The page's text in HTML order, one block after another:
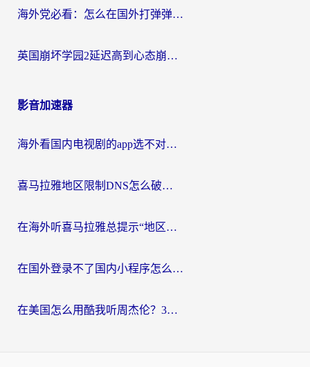
海外党必看：怎么在国外打弹弹堂不卡？番茄加速器亲测指南
英国崩坏学园2延迟高到心态崩？海外党国服游戏加速终极指南
影音加速器
海外看国内电视剧的app选不对？这份回国加速器避坑指南帮你流畅追剧
喜马拉雅地区限制DNS怎么破？海外党听国内音乐听书的终极解决方案
在海外听喜马拉雅总提示“地区限制”？3步轻松解除+听国内音乐全攻略
在国外登录不了国内小程序怎么办？选对回国加速器，轻松解锁国内资源
在美国怎么用酷我听周杰伦？3步搞定海外听歌难题